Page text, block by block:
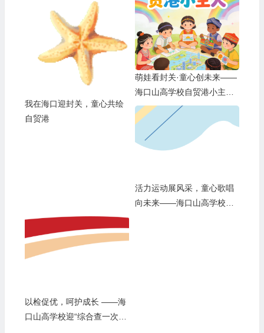
我在海口迎封关，童心共绘
自贸港
萌娃看封关·童心创未来——
海口山高学校自贸港小主人
成长计划
活力运动展风采，童心歌唱
向未来——海口山高学校第
以检促优，呵护成长 ——海
口山高学校迎“综合查一次”